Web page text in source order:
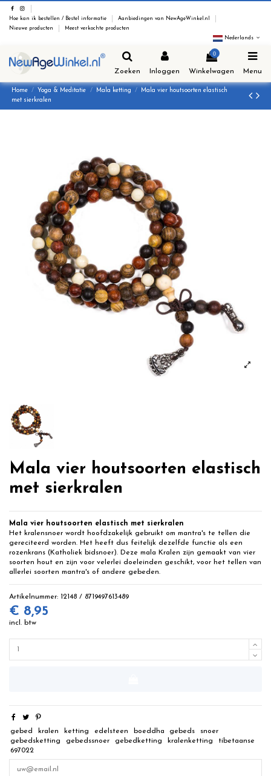
Hoe kan ik bestellen / Bestel informatie
Aanbiedingen van NewAgeWinkel.nl
Nieuwe producten
Meest verkochte producten
Nederlands
Zoeken Inloggen
0
Winkelwagen Menu
Home Yoga & Meditatie Mala ketting
Mala vier houtsoorten elastisch
met sierkralen
Mala vier houtsoorten elastisch
met sierkralen
Mala vier houtsoorten elastisch met sierkralen
Het kralensnoer wordt hoofdzakelijk gebruikt om mantra's te tellen die
gereciteerd worden. Het heeft dus feitelijk dezelfde functie als een
rozenkrans (Katholiek bidsnoer). Deze mala Kralen zijn gemaakt van vier
soorten hout en zijn voor velerlei doeleinden geschikt, voor het tellen van
allerlei soorten mantra's of andere gebeden.
Artikelnummer: 12148 / 8719497613489
€ 8,95
incl. btw
gebed kralen ketting edelsteen boeddha gebeds
snoer
gebedsketting
gebedssnoer gebedketting kralenketting
tibetaanse
697022